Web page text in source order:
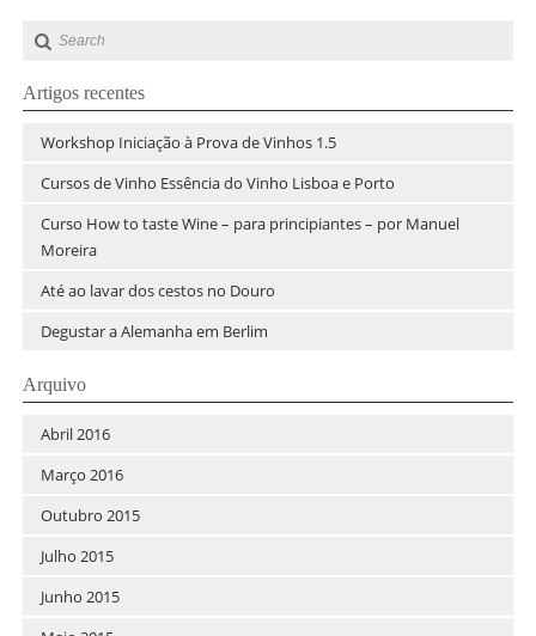
Artigos recentes
Workshop Iniciação à Prova de Vinhos 1.5
Cursos de Vinho Essência do Vinho Lisboa e Porto
Curso How to taste Wine – para principiantes – por Manuel
Moreira
Até ao lavar dos cestos no Douro
Degustar a Alemanha em Berlim
Arquivo
Abril 2016
Março 2016
Outubro 2015
Julho 2015
Junho 2015